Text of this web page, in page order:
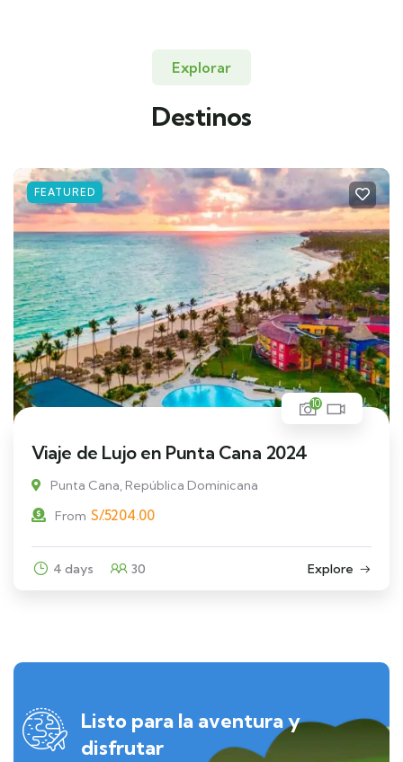
Explorar
Destinos
FEATURED
10
Viaje de Lujo en Punta Cana 2024
Punta Cana, República Dominicana
From S/.5204.00
4 days 30 Explore
Listo para la aventura y
disfrutar